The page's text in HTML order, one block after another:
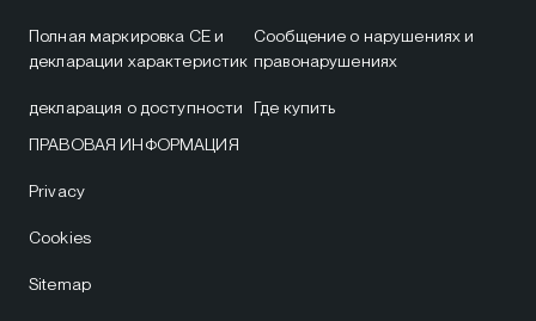
Полная маркировка CE и
декларации характеристик
декларация о доступности
Сообщение о нарушениях и
правонарушениях
Где купить
ПРАВОВАЯ ИНФОРМАЦИЯ
Privacy
Cookies
Sitemap